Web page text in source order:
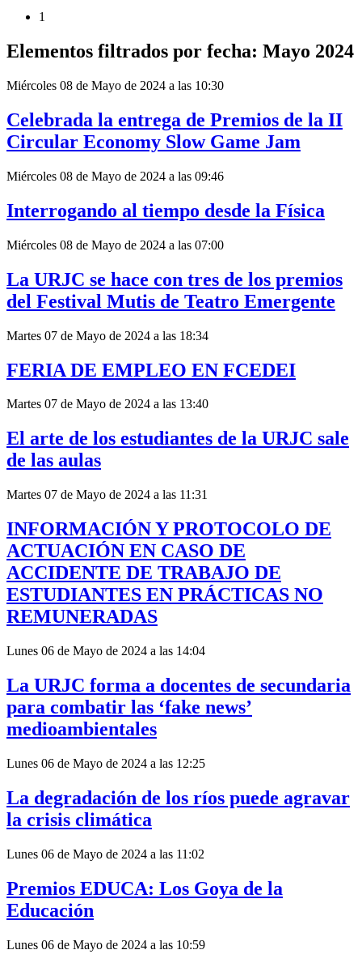
1
Elementos filtrados por fecha: Mayo 2024
Miércoles 08 de Mayo de 2024 a las 10:30
Celebrada la entrega de Premios de la II
Circular Economy Slow Game Jam
Miércoles 08 de Mayo de 2024 a las 09:46
Interrogando al tiempo desde la Física
Miércoles 08 de Mayo de 2024 a las 07:00
La URJC se hace con tres de los premios
del Festival Mutis de Teatro Emergente
Martes 07 de Mayo de 2024 a las 18:34
FERIA DE EMPLEO EN FCEDEI
Martes 07 de Mayo de 2024 a las 13:40
El arte de los estudiantes de la URJC sale
de las aulas
Martes 07 de Mayo de 2024 a las 11:31
INFORMACIÓN Y PROTOCOLO DE
ACTUACIÓN EN CASO DE
ACCIDENTE DE TRABAJO DE
ESTUDIANTES EN PRÁCTICAS NO
REMUNERADAS
Lunes 06 de Mayo de 2024 a las 14:04
La URJC forma a docentes de secundaria
para combatir las ‘fake news’
medioambientales
Lunes 06 de Mayo de 2024 a las 12:25
La degradación de los ríos puede agravar
la crisis climática
Lunes 06 de Mayo de 2024 a las 11:02
Premios EDUCA: Los Goya de la
Educación
Lunes 06 de Mayo de 2024 a las 10:59